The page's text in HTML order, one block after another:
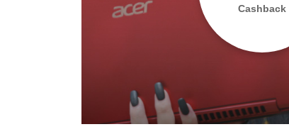
Cashback